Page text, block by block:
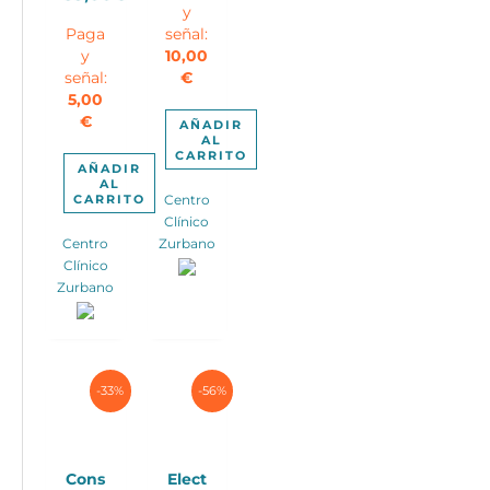
era:
170,00€.
precio
actual
es:
35,00€.
Paga
y
señal:
5,00
€
AÑADIR
AL
CARRITO
Centro
Clínico
Zurbano
actual
es:
135,00€.
y
señal:
10,00
€
AÑADIR
AL
CARRITO
Centro
Clínico
Zurbano
-33%
Cons
-56%
Elect